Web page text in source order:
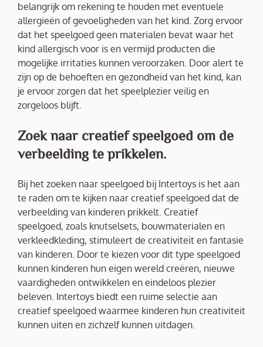
belangrijk om rekening te houden met eventuele
allergieën of gevoeligheden van het kind. Zorg ervoor
dat het speelgoed geen materialen bevat waar het
kind allergisch voor is en vermijd producten die
mogelijke irritaties kunnen veroorzaken. Door alert te
zijn op de behoeften en gezondheid van het kind, kan
je ervoor zorgen dat het speelplezier veilig en
zorgeloos blijft.
Zoek naar creatief speelgoed om de
verbeelding te prikkelen.
Bij het zoeken naar speelgoed bij Intertoys is het aan
te raden om te kijken naar creatief speelgoed dat de
verbeelding van kinderen prikkelt. Creatief
speelgoed, zoals knutselsets, bouwmaterialen en
verkleedkleding, stimuleert de creativiteit en fantasie
van kinderen. Door te kiezen voor dit type speelgoed
kunnen kinderen hun eigen wereld creëren, nieuwe
vaardigheden ontwikkelen en eindeloos plezier
beleven. Intertoys biedt een ruime selectie aan
creatief speelgoed waarmee kinderen hun creativiteit
kunnen uiten en zichzelf kunnen uitdagen.